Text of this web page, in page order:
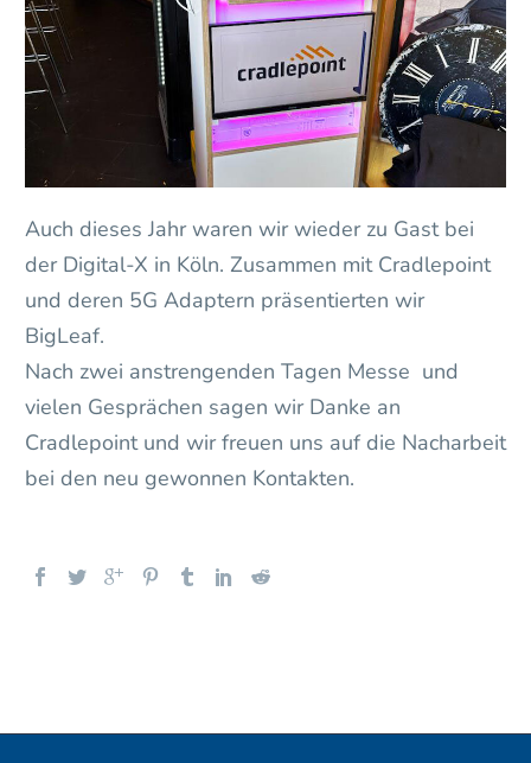
Auch dieses Jahr waren wir wieder zu Gast bei
der Digital-X in Köln. Zusammen mit Cradlepoint
und deren 5G Adaptern präsentierten wir
BigLeaf.
Nach zwei anstrengenden Tagen Messe und
vielen Gesprächen sagen wir Danke an
Cradlepoint und wir freuen uns auf die Nacharbeit
bei den neu gewonnen Kontakten.